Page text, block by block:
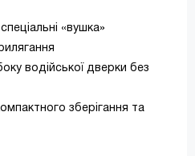
спеціальні «вушка»
водійської дверки без
зберігання та